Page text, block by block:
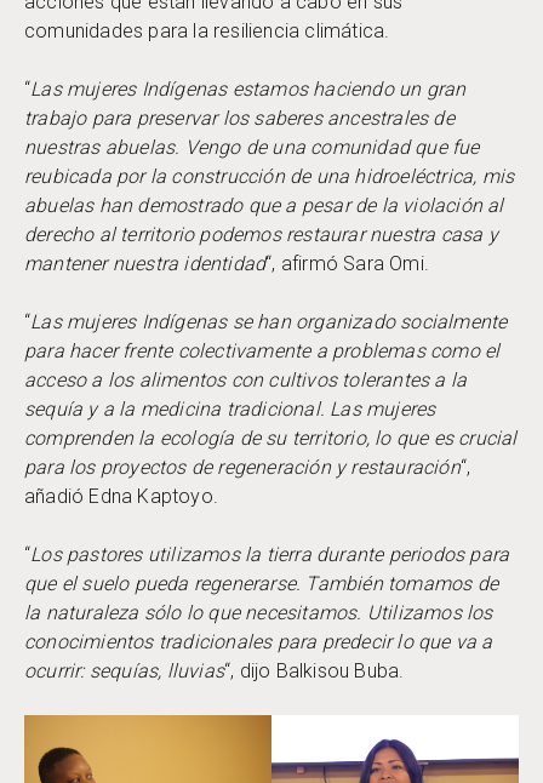
comunidades para la resiliencia climática.
“Las mujeres Indígenas estamos haciendo un gran
trabajo para preservar los saberes ancestrales de
nuestras abuelas. Vengo de una comunidad que fue
reubicada por la construcción de una hidroeléctrica, mis
abuelas han demostrado que a pesar de la violación al
derecho al territorio podemos restaurar nuestra casa y
mantener nuestra identidad“, afirmó Sara Omi.
“Las mujeres Indígenas se han organizado socialmente
para hacer frente colectivamente a problemas como el
acceso a los alimentos con cultivos tolerantes a la
sequía y a la medicina tradicional. Las mujeres
comprenden la ecología de su territorio, lo que es crucial
para los proyectos de regeneración y restauración“,
añadió Edna Kaptoyo.
“Los pastores utilizamos la tierra durante periodos para
que el suelo pueda regenerarse. También tomamos de
la naturaleza sólo lo que necesitamos. Utilizamos los
conocimientos tradicionales para predecir lo que va a
ocurrir: sequías, lluvias“, dijo Balkisou Buba.